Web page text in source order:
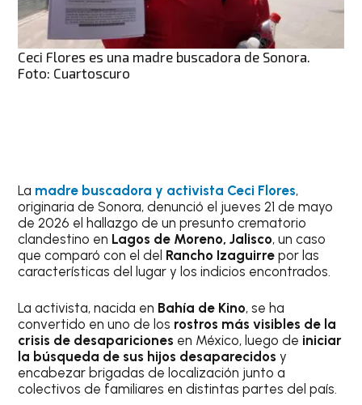
Ceci Flores es una madre buscadora de Sonora.
Foto: Cuartoscuro
La madre buscadora y activista Ceci Flores,
originaria de Sonora, denunció el jueves 21 de mayo
de 2026 el hallazgo de un presunto crematorio
clandestino en Lagos de Moreno, Jalisco, un caso
que comparó con el del Rancho Izaguirre por las
características del lugar y los indicios encontrados.
La activista, nacida en Bahía de Kino, se ha
convertido en uno de los rostros más visibles de la
crisis de desapariciones en México, luego de iniciar
la búsqueda de sus hijos desaparecidos y
encabezar brigadas de localización junto a
colectivos de familiares en distintas partes del país.